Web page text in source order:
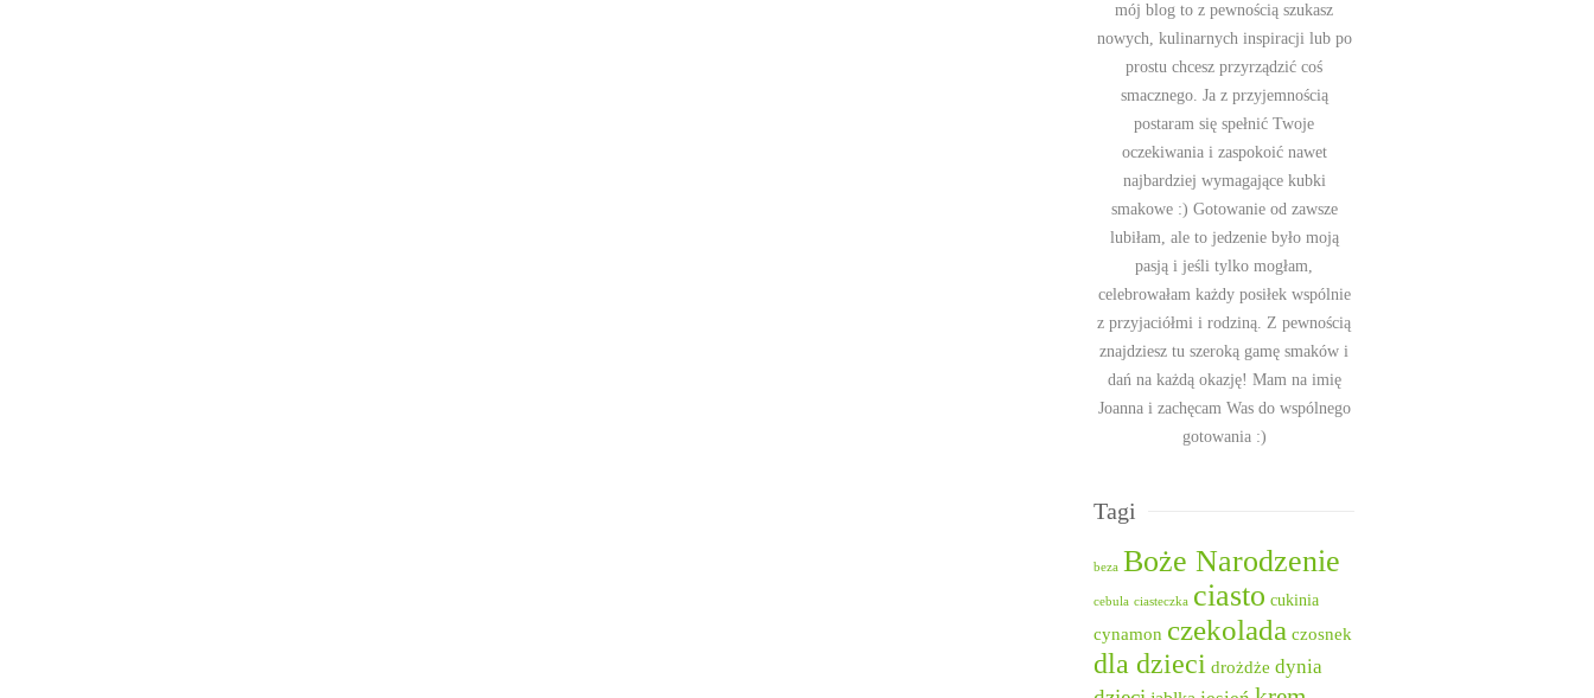
mój blog to z pewnością szukasz
nowych, kulinarnych inspiracji lub po
prostu chcesz przyrządzić coś
smacznego. Ja z przyjemnością
postaram się spełnić Twoje
oczekiwania i zaspokoić nawet
najbardziej wymagające kubki
smakowe :) Gotowanie od zawsze
lubiłam, ale to jedzenie było moją
pasją i jeśli tylko mogłam,
celebrowałam każdy posiłek wspólnie
z przyjaciółmi i rodziną. Z pewnością
znajdziesz tu szeroką gamę smaków i
dań na każdą okazję! Mam na imię
Joanna i zachęcam Was do wspólnego
gotowania :)
Tagi
beza Boże Narodzenie
cebula ciasteczka ciasto cukinia
cynamon czekolada czosnek
dla dzieci drożdże dynia